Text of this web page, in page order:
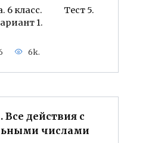
6 класс. Тест 5.
1.
6k.
Все действия с
числами